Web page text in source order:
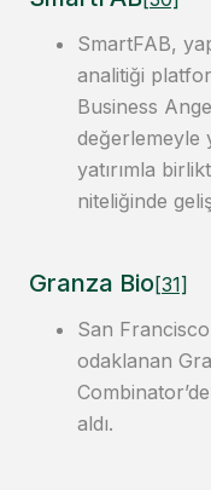
SmartFAB,
analitiği
Business
değerlemeyle
yatırımla
niteliğinde
Granza Bio[31]
San
odaklanan
aldı.